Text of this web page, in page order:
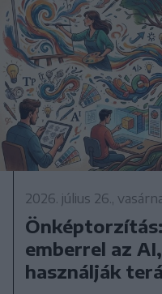
2026. július 26.,
emberrel az
használják